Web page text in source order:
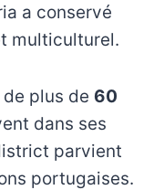
a conservé
multiculturel.
de plus de 60
dans ses
parvient
portugaises.